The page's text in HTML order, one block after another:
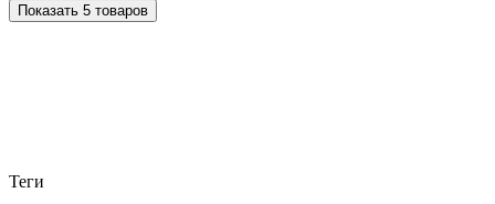
Показать 5 товаров
Теги